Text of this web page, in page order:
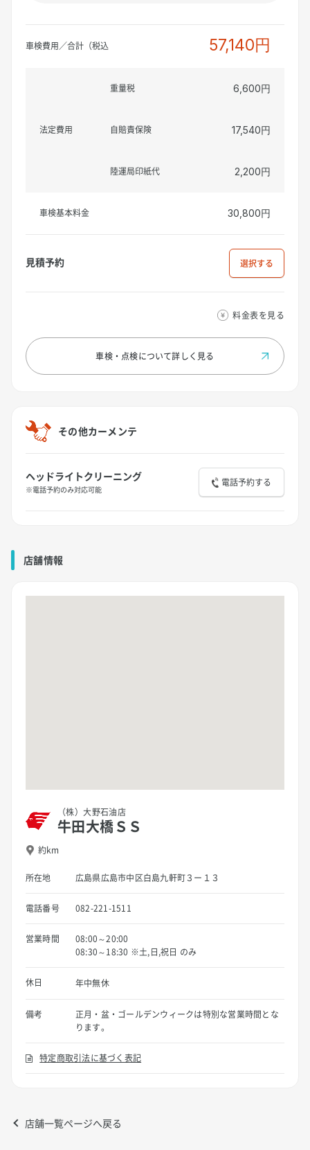
車検費用／合計（税込 57,140円
法定費用
重量税 6,600円
自賠責保険 17,540円
陸運局印紙代 2,200円
車検基本料金 30,800円
見積予約 選択
料金表を見る
車検・点検について詳しく見る
その他カーメンテ
ヘッドライトクリーニング
※電話予約のみ対応可能
電話予約する
店舗情報
（株）大野石油店
牛田大橋ＳＳ
約km
所在地 広島県広島市中区白島九軒町３ー１３
電話番号 082-221-1511
営業時間
08:00～20:00
08:30～18:30 ※土,日,祝日 のみ
休日 年中無休
備考
正月・盆・ゴールデンウィークは特別な営業時間とな
ります。
特定商取引法に基づく表記
店舗一覧ページへ戻る